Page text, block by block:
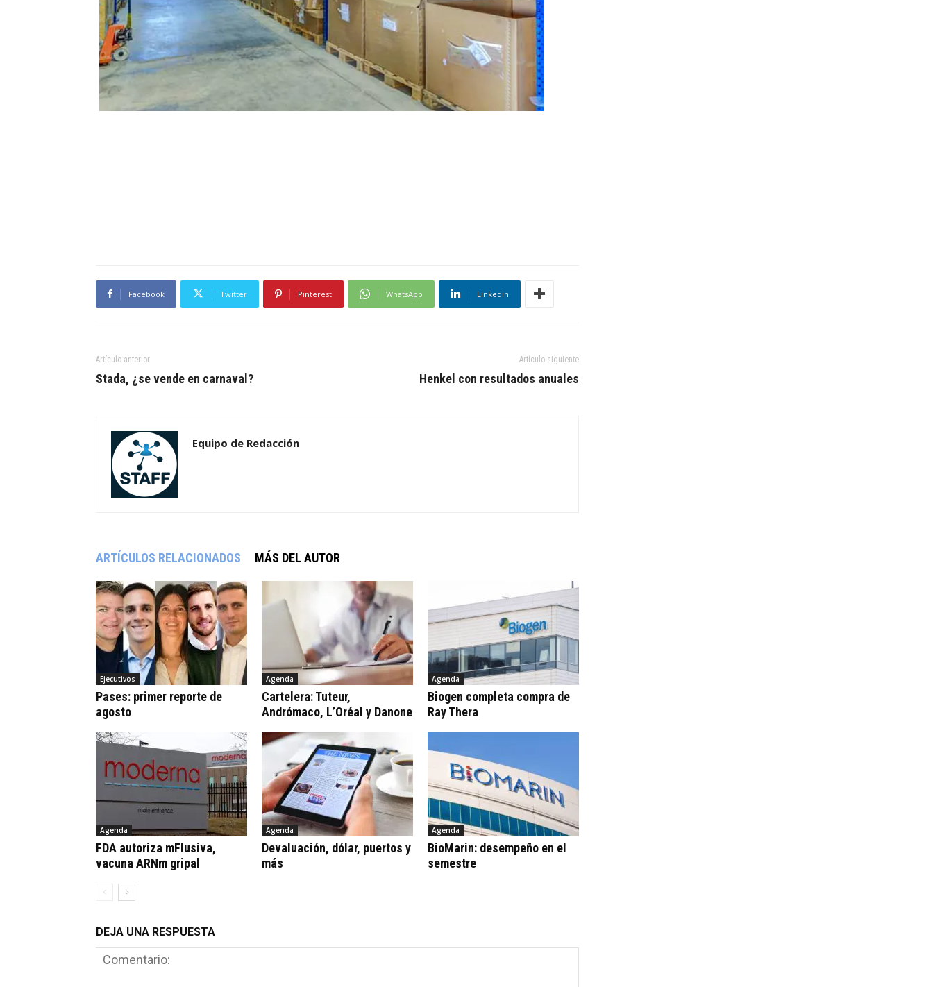
Facebook Twitter Pinterest WhatsApp Linkedin
Artículo anterior
Stada, ¿se vende en carnaval?
Artículo siguiente
Henkel con resultados anuales
Equipo de Redacción
ARTÍCULOS RELACIONADOS MÁS DEL AUTOR
Ejecutivos
Pases: primer reporte de
agosto
Agenda
Cartelera: Tuteur,
Andrómaco, L’Oréal y Danone
Agenda
Biogen completa compra de
Ray Thera
Agenda
FDA autoriza mFlusiva,
vacuna ARNm gripal
Agenda
Devaluación, dólar, puertos y
más
Agenda
BioMarin: desempeño en el
semestre
DEJA UNA RESPUESTA